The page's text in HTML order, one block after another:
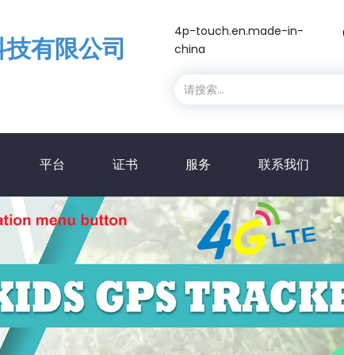
有限公司
4p-touch.en.made-in-
china
平台 证书 服务 联系我们